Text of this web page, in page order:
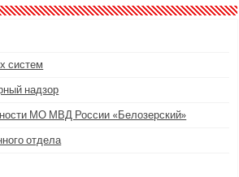
систем
надзор
МО МВД России «Белозерский»
отдела